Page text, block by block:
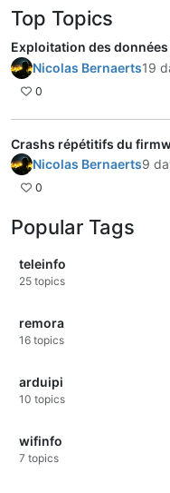
Top Topics
Exploitation des
Nicolas Bernaerts19
0
Crashs répétitifs du
Nicolas Bernaerts9
0
Popular Tags
teleinfo
25 topics
remora
16 topics
arduipi
10 topics
wifinfo
7 topics